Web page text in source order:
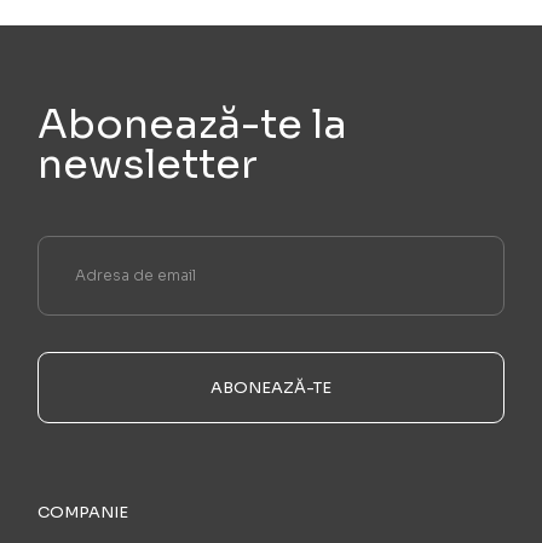
Abonează-te la
newsletter
ABONEAZĂ-TE
COMPANIE